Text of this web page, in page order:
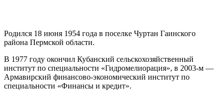
Родился 18 июня 1954 года в поселке Чуртан Гаинского
района Пермской области.
В 1977 году окончил Кубанский сельскохозяйственный
институт по специальности «Гидромелиорация», в 2003-м —
Армавирский финансово-экономический институт по
специальности «Финансы и кредит».